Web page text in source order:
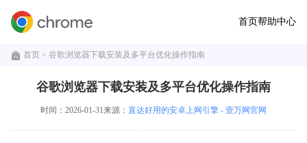
首页帮助中心
首页 > 谷歌浏览器下载安装及多平台优化操作指南
谷歌浏览器下载安装及多平台优化操作指南
时间：2026-01-31来源： 直达好用的安卓上网引擎 - 壹万网官网